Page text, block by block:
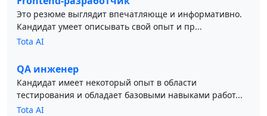
Это резюме выглядит впечатляюще и информативно.
Кандидат умеет описывать свой опыт и пр...
Tota AI
QA инженер
Кандидат имеет некоторый опыт в области
тестирования и обладает базовыми навыками работ...
Tota AI